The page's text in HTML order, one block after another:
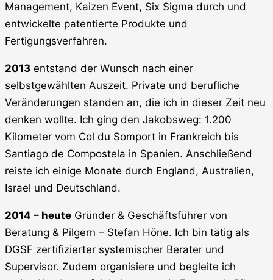
Management, Kaizen Event, Six Sigma durch und
entwickelte patentierte Produkte und
Fertigungsverfahren.
2013 entstand der Wunsch nach einer
selbstgewählten Auszeit. Private und berufliche
Veränderungen standen an, die ich in dieser Zeit neu
denken wollte. Ich ging den Jakobsweg: 1.200
Kilometer vom Col du Somport in Frankreich bis
Santiago de Compostela in Spanien. Anschließend
reiste ich einige Monate durch England, Australien,
Israel und Deutschland.
2014 – heute Gründer & Geschäftsführer von
Beratung & Pilgern – Stefan Höne. Ich bin tätig als
DGSF zertifizierter systemischer Berater und
Supervisor. Zudem organisiere und begleite ich